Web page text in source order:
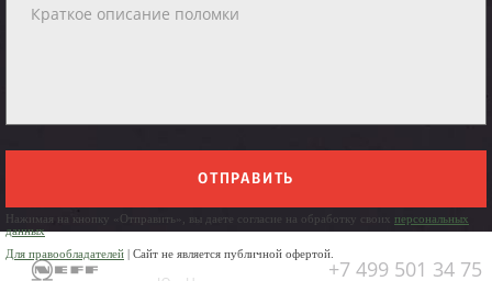
ОТПРАВИТЬ
Нажимая на кнопку «Отправить», вы даете согласие на обработку своих персональных
данных
Для правообладателей | Сайт не является публичной офертой.
+7 499 501 34 75